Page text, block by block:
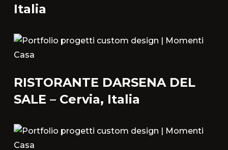
Italia
RISTORANTE DARSENA DEL
SALE – Cervia, Italia